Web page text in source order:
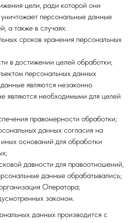
цели, ради которой они
персональные данные
а также в случаях:
сроков хранения персональных
в достижении целей обработки;
персональных данных
являются незаконно
являются необходимыми для целей
правомерности обработки;
данных согласия на
оснований для обработки
давности для правоотношений,
данные обрабатывались;
Оператора;
законом.
данных производится с